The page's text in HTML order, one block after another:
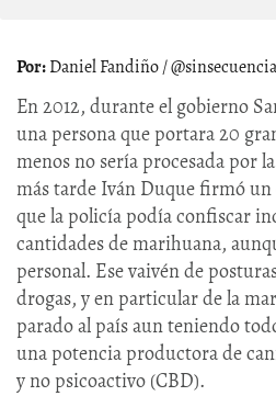
Daniel Fandiño / @sinsecuencia
En 2012, durante el gobierno
una persona que portara 20
menos no sería procesada por
más tarde Iván Duque firmó un
que la policía podía confiscar
cantidades de marihuana,
personal. Ese vaivén de
drogas, y en particular de la
parado al país aun teniendo
una potencia productora de
y no psicoactivo (CBD).